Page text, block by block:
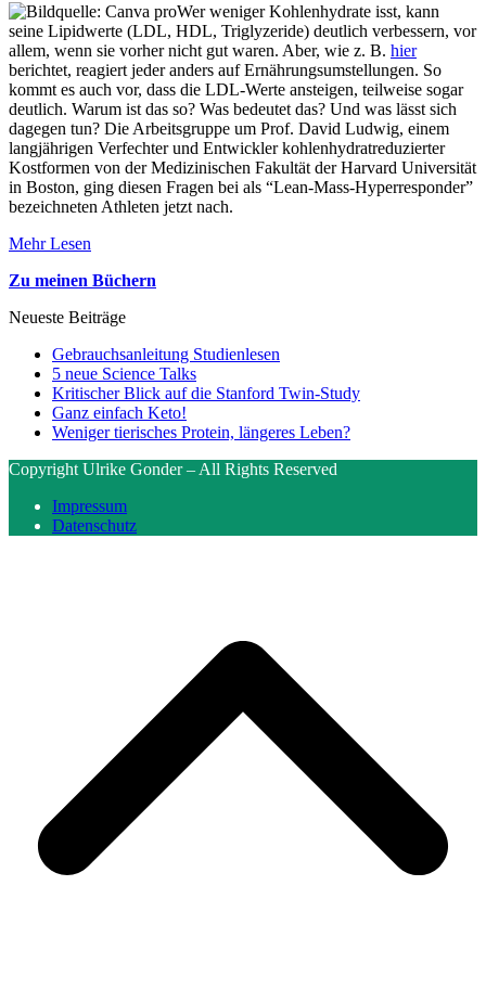
Wer weniger Kohlenhydrate isst, kann
seine Lipidwerte (LDL, HDL, Triglyzeride) deutlich verbessern, vor
allem, wenn sie vorher nicht gut waren. Aber, wie z. B. hier
berichtet, reagiert jeder anders auf Ernährungsumstellungen. So
kommt es auch vor, dass die LDL-Werte ansteigen, teilweise sogar
deutlich. Warum ist das so? Was bedeutet das? Und was lässt sich
dagegen tun? Die Arbeitsgruppe um Prof. David Ludwig, einem
langjährigen Verfechter und Entwickler kohlenhydratreduzierter
Kostformen von der Medizinischen Fakultät der Harvard Universität
in Boston, ging diesen Fragen bei als “Lean-Mass-Hyperresponder”
bezeichneten Athleten jetzt nach.
Mehr Lesen
Zu meinen Büchern
Neueste Beiträge
Gebrauchsanleitung Studienlesen
5 neue Science Talks
Kritischer Blick auf die Stanford Twin-Study
Ganz einfach Keto!
Weniger tierisches Protein, längeres Leben?
Copyright Ulrike Gonder – All Rights Reserved
Impressum
Datenschutz